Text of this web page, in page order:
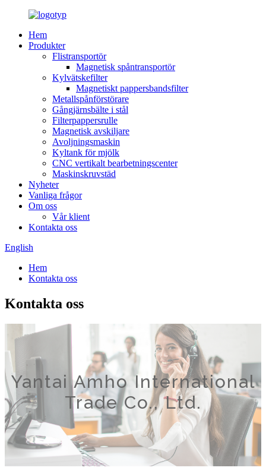
Hem
Produkter
Flistransportör
Magnetisk spåntransportör
Kylvätskefilter
Magnetiskt pappersbandsfilter
Metallspånförstörare
Gångjärnsbälte i stål
Filterpappersrulle
Magnetisk avskiljare
Avoljningsmaskin
Kyltank för mjölk
CNC vertikalt bearbetningscenter
Maskinskruvstäd
Nyheter
Vanliga frågor
Om oss
Vår klient
Kontakta oss
English
Hem
Kontakta oss
Kontakta oss
Yantai Amho International
Trade Co., Ltd.